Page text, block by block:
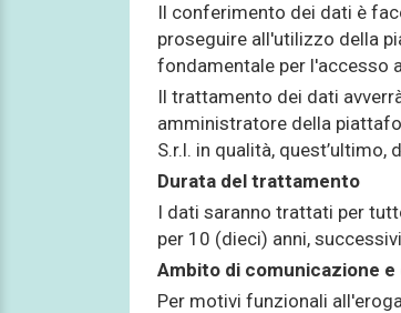
Il conferimento dei dati è
proseguire all'utilizzo della
fondamentale per l'accesso
Il trattamento dei dati
amministratore della
S.r.l. in qualità, quest’ultimo,
Durata del trattamento
I dati saranno trattati per
per 10 (dieci) anni,
Ambito di comunicazione
Per motivi funzionali